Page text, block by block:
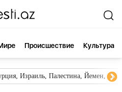
Происшествие Культура
Израиль, Палестина, Йемен,